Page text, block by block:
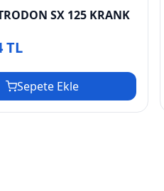
SX 125 KRANK
TL
Sepete Ekle